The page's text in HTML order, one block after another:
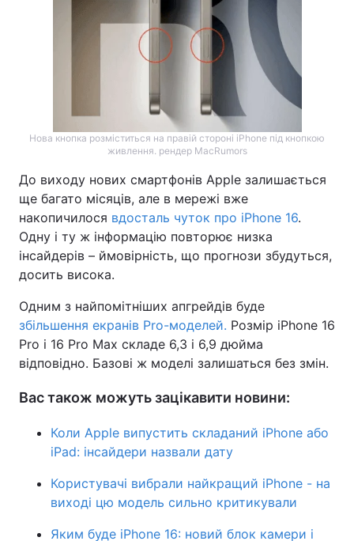
Нова кнопка розміститься на правій стороні iPhone під кнопкою
живлення. рендер MacRumors
До виходу нових смартфонів Apple залишається
ще багато місяців, але в мережі вже
накопичилося вдосталь чуток про iPhone 16.
Одну і ту ж інформацію повторює низка
інсайдерів – ймовірність, що прогнози збудуться,
досить висока.
Одним з найпомітніших апгрейдів буде
збільшення екранів Pro-моделей. Розмір iPhone 16
Pro і 16 Pro Max складе 6,3 і 6,9 дюйма
відповідно. Базові ж моделі залишаться без змін.
Вас також можуть зацікавити новини:
Коли Apple випустить складаний iPhone або
iPad: інсайдери назвали дату
Користувачі вибрали найкращий iPhone - на
виході цю модель сильно критикували
Яким буде iPhone 16: новий блок камери і